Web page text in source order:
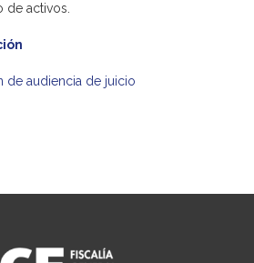
de activos.
de audiencia de juicio